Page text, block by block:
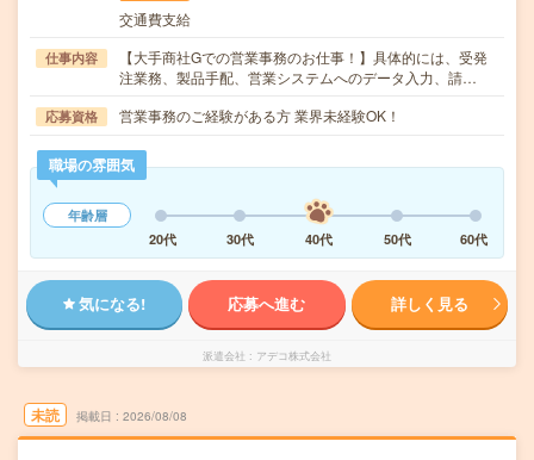
交通費支給
仕事内容
【大手商社Gでの営業事務のお仕事！】具体的には、受発
注業務、製品手配、営業システムへのデータ入力、請…
応募資格 営業事務のご経験がある方 業界未経験OK！
職場の雰囲気
年齢層
20代
30代 40代 50代 60代
気になる! 応募へ進む 詳しく見る
派遣会社 アデコ株式会社
未読 掲載日 2026/08/08